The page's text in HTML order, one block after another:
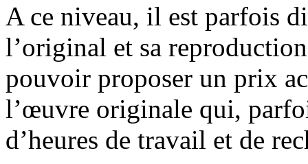
A ce niveau, il est parfois
l’original et sa
pouvoir proposer un prix
l’œuvre originale qui,
d’heures de travail et de